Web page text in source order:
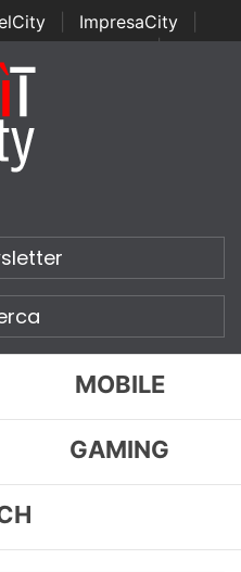
ImpresaCity
Channel Awards | Italian
Security Awards
MOBILE
GAMING